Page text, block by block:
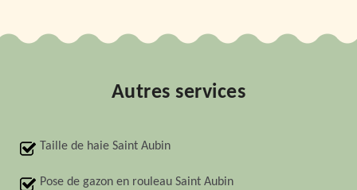
Autres services
Taille de haie Saint Aubin
Pose de gazon en rouleau Saint Aubin